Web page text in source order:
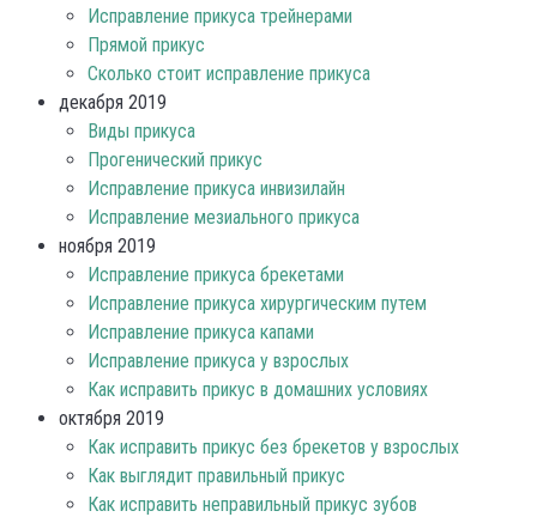
Исправление прикуса трейнерами
Прямой прикус
Сколько стоит исправление прикуса
декабря 2019
Виды прикуса
Прогенический прикус
Исправление прикуса инвизилайн
Исправление мезиального прикуса
ноября 2019
Исправление прикуса брекетами
Исправление прикуса хирургическим путем
Исправление прикуса капами
Исправление прикуса у взрослых
Как исправить прикус в домашних условиях
октября 2019
Как исправить прикус без брекетов у взрослых
Как выглядит правильный прикус
Как исправить неправильный прикус зубов